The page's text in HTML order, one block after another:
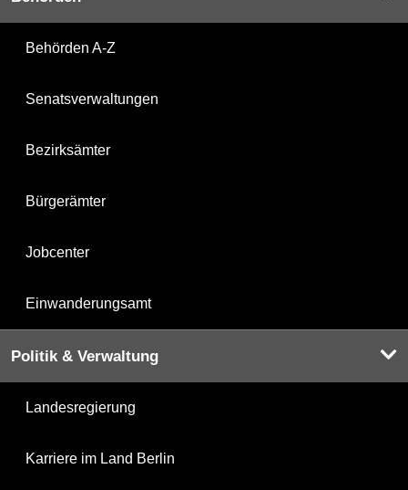
Behörden A-Z
Senatsverwaltungen
Bezirksämter
Bürgerämter
Jobcenter
Einwanderungsamt
Politik & Verwaltung
Landesregierung
Karriere im Land Berlin